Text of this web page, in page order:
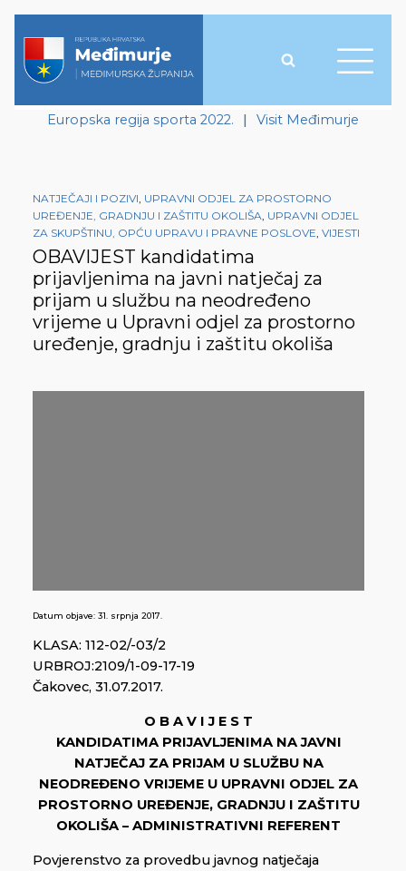
Europska regija sporta 2022. | Visit Međimurje
NATJEČAJI I POZIVI, UPRAVNI ODJEL ZA PROSTORNO
UREĐENJE, GRADNJU I ZAŠTITU OKOLIŠA, UPRAVNI ODJEL
ZA SKUPŠTINU, OPĆU UPRAVU I PRAVNE POSLOVE, VIJESTI
OBAVIJEST kandidatima
prijavljenima na javni natječaj za
prijam u službu na neodređeno
vrijeme u Upravni odjel za prostorno
uređenje, gradnju i zaštitu okoliša
Datum objave: 31. srpnja 2017.
KLASA: 112-02/-03/2
URBROJ:2109/1-09-17-19
Čakovec, 31.07.2017.
O B A V I J E S T
KANDIDATIMA PRIJAVLJENIMA NA JAVNI
NATJEČAJ ZA PRIJAM U SLUŽBU NA
NEODREĐENO VRIJEME U UPRAVNI ODJEL ZA
PROSTORNO UREĐENJE, GRADNJU I ZAŠTITU
OKOLIŠA – ADMINISTRATIVNI REFERENT
Povjerenstvo za provedbu javnog natječaja